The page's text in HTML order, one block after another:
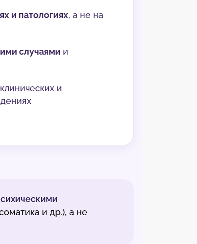
и патологиях, а не на
случаями и
и
и др.), а не